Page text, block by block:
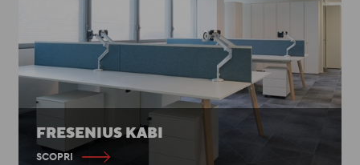
FRESENIUS KABI
SCOPRI